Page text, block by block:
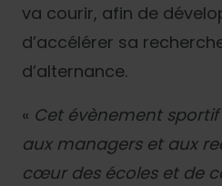
va courir, afin de
d’accélérer sa
d’alternance.
« Cet évènement
aux managers et aux
cœur des écoles et de